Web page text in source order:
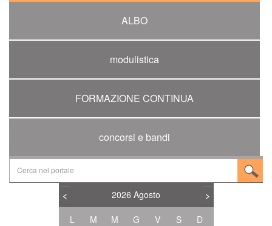
ALBO
modulistica
FORMAZIONE CONTINUA
concorsi e bandi
< 2026 Agosto
>
L
M M G V S D